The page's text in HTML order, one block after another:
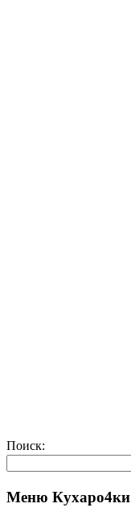
Поиск:
Меню Кухаро4ки